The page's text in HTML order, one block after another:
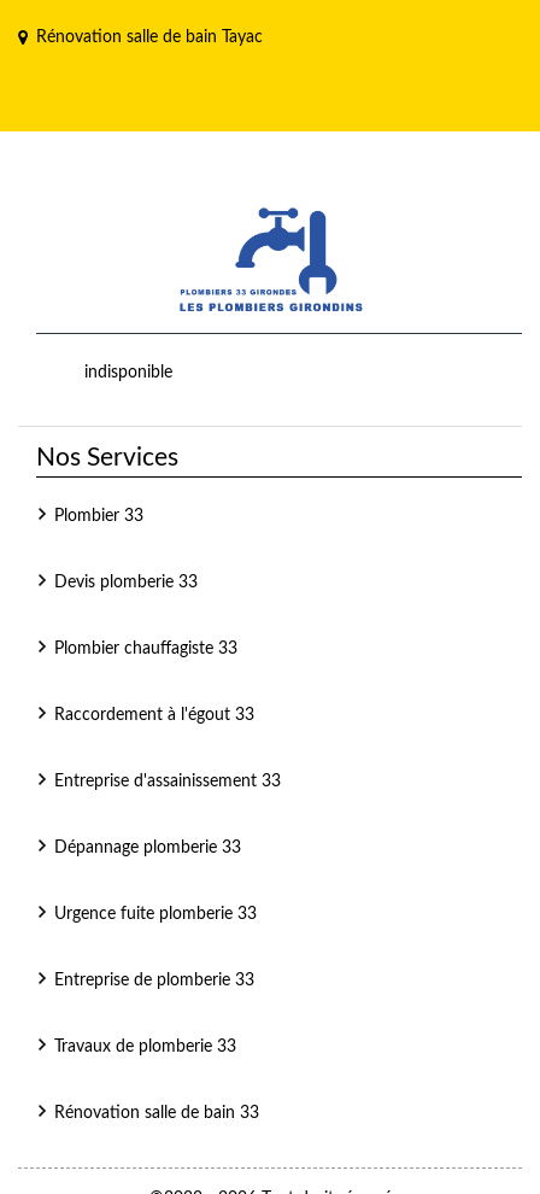
Rénovation salle de bain Tayac
indisponible
Nos Services
Plombier 33
Devis plomberie 33
Plombier chauffagiste 33
Raccordement à l'égout 33
Entreprise d'assainissement 33
Dépannage plomberie 33
Urgence fuite plomberie 33
Entreprise de plomberie 33
Travaux de plomberie 33
Rénovation salle de bain 33